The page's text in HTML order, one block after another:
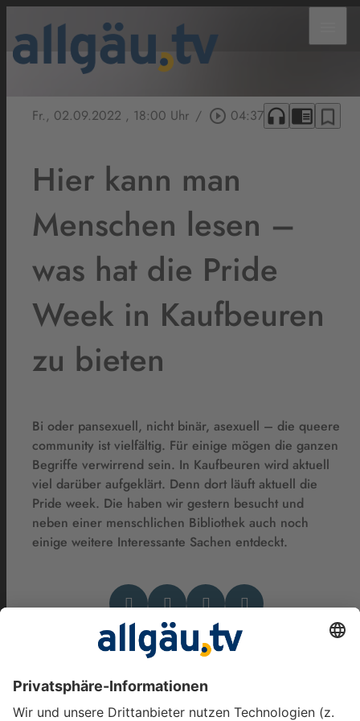
Fr., 02.09.2022 , 18:00 Uhr / play_circle_outline 04:37 headphones chrome_reader_mode bookmark_border
Hier kann man
Menschen lesen –
was hat die Pride
Week in Kaufbeuren
zu bieten
Bi oder pansexuell, nicht binär, asexuell – die queere
community ist vielfältig. Für einige mögen die ganzen
Begriffe verwirrend sein. In Kaufbeuren wird aktuell
viel darüber aufgeklärt. Denn dort läuft aktuell die
Pride week. Die haben wir gestern besucht und
neben einer menschlichen Bibliothek auch noch
einige weitere Interessante Sachen entdeckt.
Das könnte Dich auch